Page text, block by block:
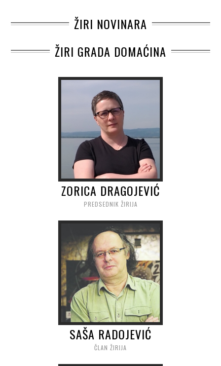
ŽIRI NOVINARA
ŽIRI GRADA DOMAĆINA
ZORICA DRAGOJEVIĆ
PREDSEDNIK ŽIRIJA
SAŠA RADOJEVIĆ
ČLAN ŽIRIJA